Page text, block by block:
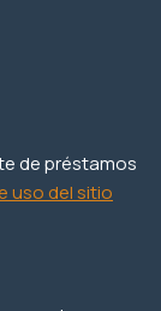
de préstamos
uso del sitio